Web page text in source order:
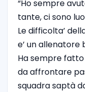
“Ho sempre
tante, ci sono
Le difficolta’
e’ un allenatore
Ha sempre fatto
da affrontare
squadra saptà